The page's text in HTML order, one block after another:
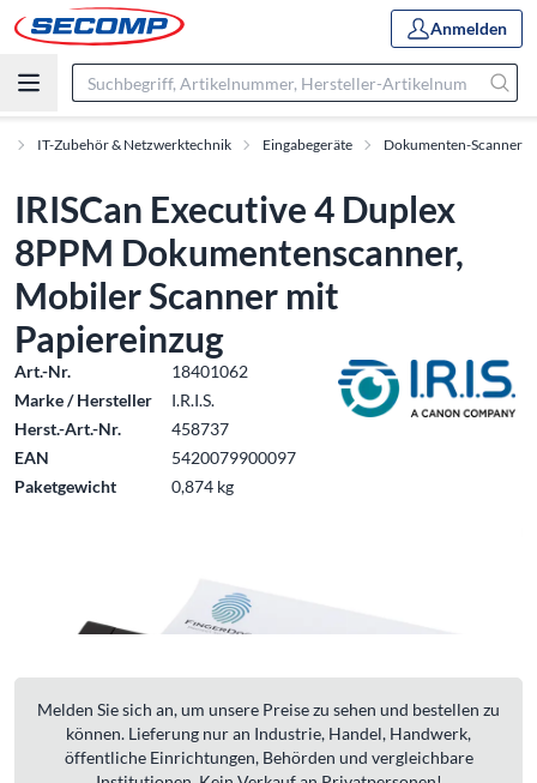
Anmelden
IT-Zubehör & Netzwerktechnik Eingabegeräte Dokumenten-Scanner
IRISCan Executive 4 Duplex
8PPM Dokumentenscanner,
Mobiler Scanner mit
Papiereinzug
Art.-Nr.
18401062
Marke / Hersteller
I.R.I.S.
Herst.-Art.-Nr.
458737
EAN
5420079900097
Paketgewicht
0,874 kg
Melden Sie sich an, um unsere Preise zu sehen und bestellen zu
können. Lieferung nur an Industrie, Handel, Handwerk,
öffentliche Einrichtungen, Behörden und vergleichbare